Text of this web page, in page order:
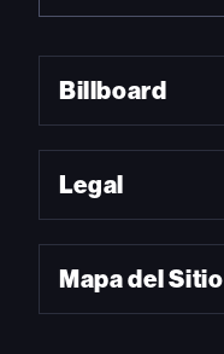
Billboard
Legal
Mapa del Sitio